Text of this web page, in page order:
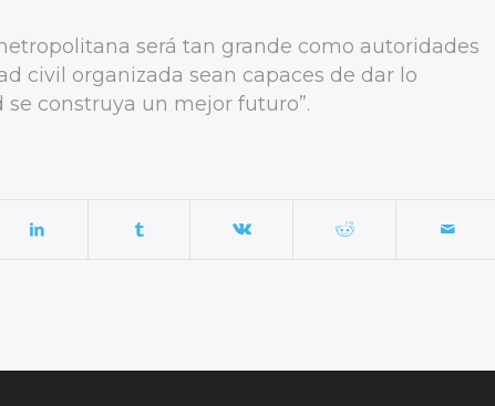
será tan grande como autoridades
civil organizada sean capaces de dar lo
construya un mejor futuro”.